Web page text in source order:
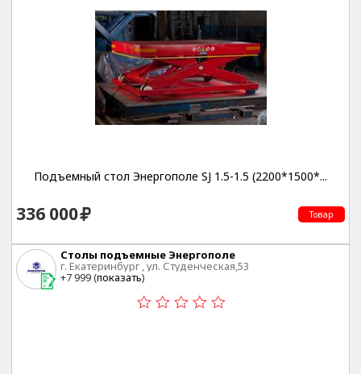
Подъемный стол Энергополе SJ 1.5-1.5 (2200*1500*...
336 000 Товар
Столы подъемные Энергополе
г. Екатеринбург , ул. Студенческая,53
+7 999 (показать)